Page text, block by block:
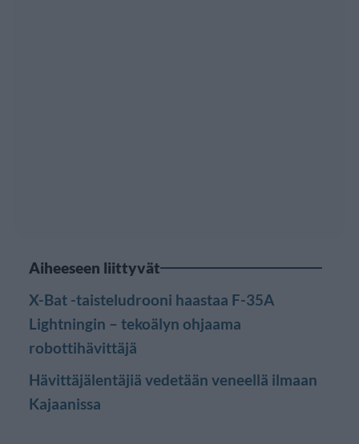
Aiheeseen liittyvät
X-Bat -taisteludrooni haastaa F-35A
Lightningin – tekoälyn ohjaama
robottihävittäjä
Hävittäjälentäjiä vedetään veneellä ilmaan
Kajaanissa